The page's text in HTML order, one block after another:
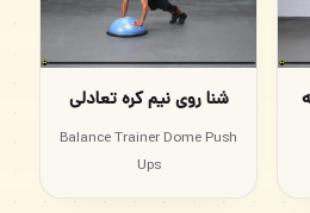
شنا روی نیم کره تعادلی
Balance Trainer Dome Push
Ups